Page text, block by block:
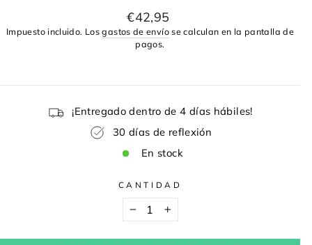
Precio
habitual
€42,95
Impuesto incluido. Losgastos de envíose calculan en la pantalla de
pagos.
¡Entregado dentro de 4 días hábiles!
30 días de reflexión
En stock
CANTIDAD
+